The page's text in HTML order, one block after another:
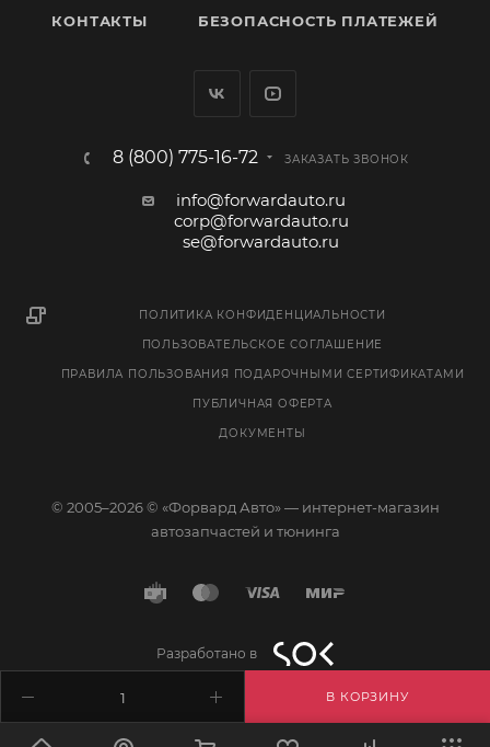
В КОРЗИНУ
КОНТАКТЫ БЕЗОПАСНОСТЬ ПЛАТЕЖЕЙ
8 (800) 775-16-72 ЗАКАЗАТЬ ЗВОНОК
info@forwardauto.ru
corp@forwardauto.ru
se@forwardauto.ru
ПОЛИТИКА КОНФИДЕНЦИАЛЬНОСТИ
ПОЛЬЗОВАТЕЛЬСКОЕ СОГЛАШЕНИЕ
ПРАВИЛА ПОЛЬЗОВАНИЯ ПОДАРОЧНЫМИ СЕРТИФИКАТАМИ
ПУБЛИЧНАЯ ОФЕРТА
ДОКУМЕНТЫ
© 2005–2026 © «Форвард Авто» — интернет-магазин
автозапчастей и тюнинга
Разработано в